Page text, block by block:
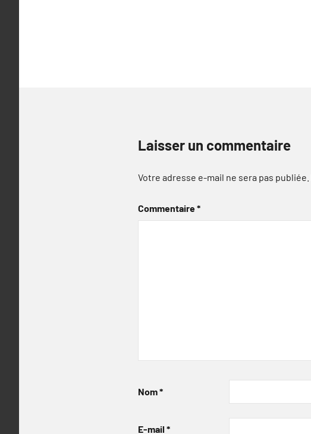
Laisser un commentaire
Votre adresse e-mail ne sera pas publiée.
Commentaire*
Nom*
E-mail *